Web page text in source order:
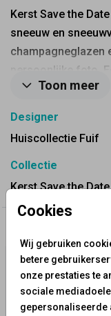
Cookies
Wij gebruiken
betere
onze prestaties te
sociale
gepersonaliseerde
Kerst Save the
sneeuw en
champagneglazen
persoonlijke foto.
mee aan te
Toon meer
Designer
Huiscollectie Fuif
Collectie
Kerst Save the